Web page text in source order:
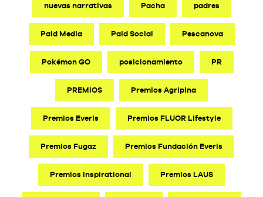
nuevas narrativas Pacha padres
Paid Media Paid Social Pescanova
Pokémon GO posicionamiento PR
PREMIOS Premios Agripina
Premios Everis Premios FLUOR Lifestyle
Premios Fugaz Premios Fundación Everis
Premios Inspirational Premios LAUS